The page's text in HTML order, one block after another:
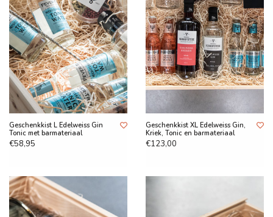
Geschenkkist L Edelweiss Gin
Tonic met barmateriaal
€58,95
Geschenkkist XL Edelweiss Gin,
Kriek, Tonic en barmateriaal
€123,00